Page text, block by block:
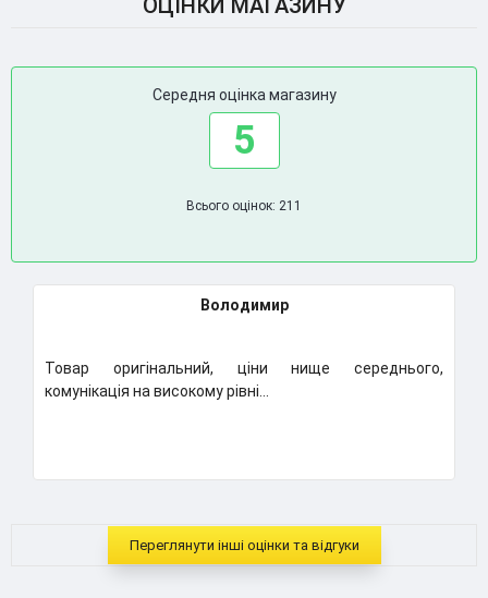
ОЦІНКИ МАГАЗИНУ
Середня оцінка магазину
5
Всього оцінок: 211
Володимир
оригінальний, ціни нище середнього,
на високому рівні...
Класний
Переглянути інші оцінки та відгуки